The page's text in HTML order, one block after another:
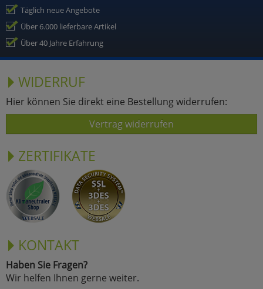
Täglich neue Angebote
Über 6.000 lieferbare Artikel
Über 40 Jahre Erfahrung
WIDERRUF
Hier können Sie direkt eine Bestellung widerrufen:
Vertrag widerrufen
ZERTIFIKATE
KONTAKT
Haben Sie Fragen?
Wir helfen Ihnen gerne weiter.